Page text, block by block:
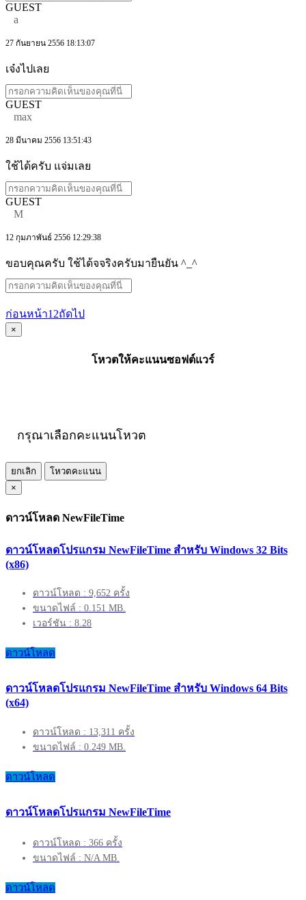
GUEST
a
27 กันยายน 2556 18:13:07
เจ๋งไปเลย
GUEST
max
28 มีนาคม 2556 13:51:43
ใช้ได้ครับ แจ่มเลย
GUEST
M
12 กุมภาพันธ์ 2556 12:29:38
ขอบคุณครับ ใช้ได้จจริงครับมายืนยัน ^_^
ก่อนหน้า1 2ถัดไป
×
โหวตให้คะแนนซอฟต์แวร์
กรุณาเลือกคะแนนโหวต
ยกเลิก
โหวตคะแนน
×
ดาวน์โหลด NewFileTime
ดาวน์โหลดโปรแกรม NewFileTime สำหรับ Windows 32 Bits
(x86)
ดาวน์โหลด : 9,652 ครั้ง
ขนาดไฟล์ : 0.151 MB.
เวอร์ชัน : 8.28
ดาวน์โหลด
ดาวน์โหลดโปรแกรม NewFileTime สำหรับ Windows 64 Bits
(x64)
ดาวน์โหลด : 13,311 ครั้ง
ขนาดไฟล์ : 0.249 MB.
ดาวน์โหลด
ดาวน์โหลดโปรแกรม NewFileTime
ดาวน์โหลด : 366 ครั้ง
ขนาดไฟล์ : N/A MB.
ดาวน์โหลด